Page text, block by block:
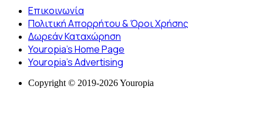
Επικοινωνία
Πολιτική Απορρήτου & Όροι Χρήσης
Δωρεάν Καταχώρηση
Youropia’s Home Page
Youropia’s Advertising
Copyright © 2019-2026 Youropia